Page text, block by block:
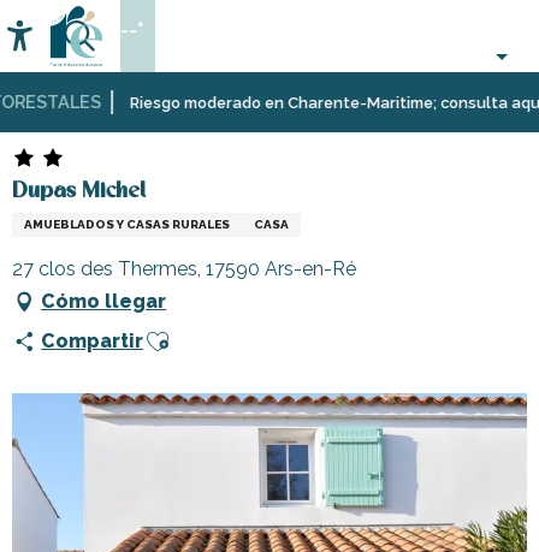
au
contenu
principal
Riesgo moderado en Charente-Maritime; consulta aquí
Accessibilité
Buscar
--°
Página Web EstanciaAlojamiento
AlquileresDupas Michel
Dupas Michel
AMUEBLADOS Y CASAS RURALES CASA
27 clos des Thermes, 17590 Ars-en-Ré
Cómo llegar
CompartirAjouter aux favoris